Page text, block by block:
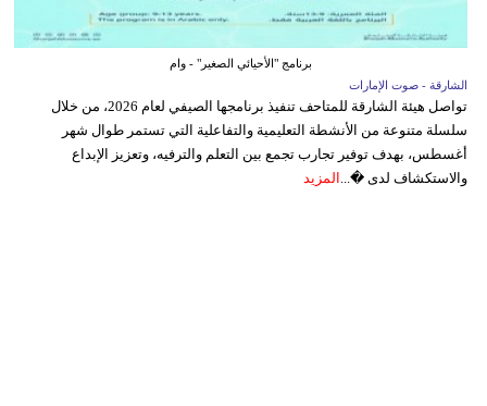
برنامج "الأحيائي الصغير" - وام
الشارقة - صوت الإمارات
تواصل هيئة الشارقة للمتاحف تنفيذ برنامجها الصيفي لعام 2026، من خلال
سلسلة متنوعة من الأنشطة التعليمية والتفاعلية التي تستمر طوال شهر
أغسطس، بهدف توفير تجارب تجمع بين التعلم والترفيه، وتعزيز الإبداع
والاستكشاف لدى �... المزيد